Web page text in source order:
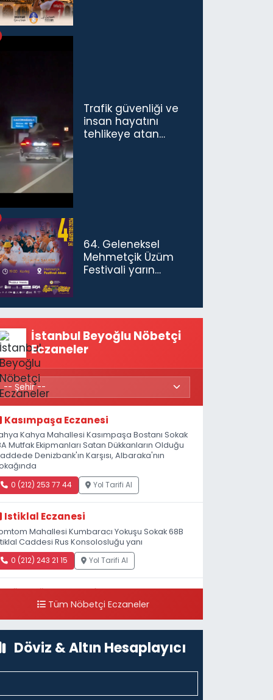
Trafik güvenliği ve
insan hayatını
tehlikeye atan
64. Geleneksel
Mehmetçik Üzüm
Festivali yarın
İstanbul Beyoğlu Nöbetçi
Eczaneler
Kasımpaşa Eczanesi
Kahya Mahallesi Kasımpaşa Bostanı Sokak
Mutfak Ekipmanları Satan Dükkanların Olduğu
Denizbank'ın Karşısı, Albaraka'nın
0 (212) 253 77 44 Yol Tarifi Al
Istiklal Eczanesi
Mahallesi Kumbaracı Yokuşu Sokak 68B
Caddesi Rus Konsolosluğu yanı
0 (212) 243 21 15 Yol Tarifi Al
Güleryüz Eczanesi
Mahallesi Şaban Deresi Sokak 7 D Koç
Arkası-kalaycıbahçe Meydana Doğru
Tüm Nöbetçi Eczaneler
Döviz & Altın Hesaplayıcı